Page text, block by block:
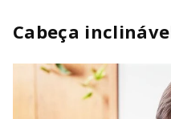
Cabeça